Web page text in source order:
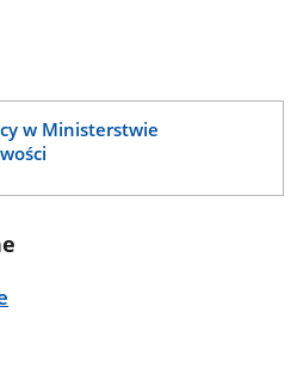
w Ministerstwie